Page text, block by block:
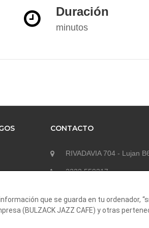
Duración
minutos
CONTACTO
RIVADAVIA 704 - Lujan
2323 559317
que se guarda en tu ordenador,
(BULZACK JAZZ CAFE) y otras